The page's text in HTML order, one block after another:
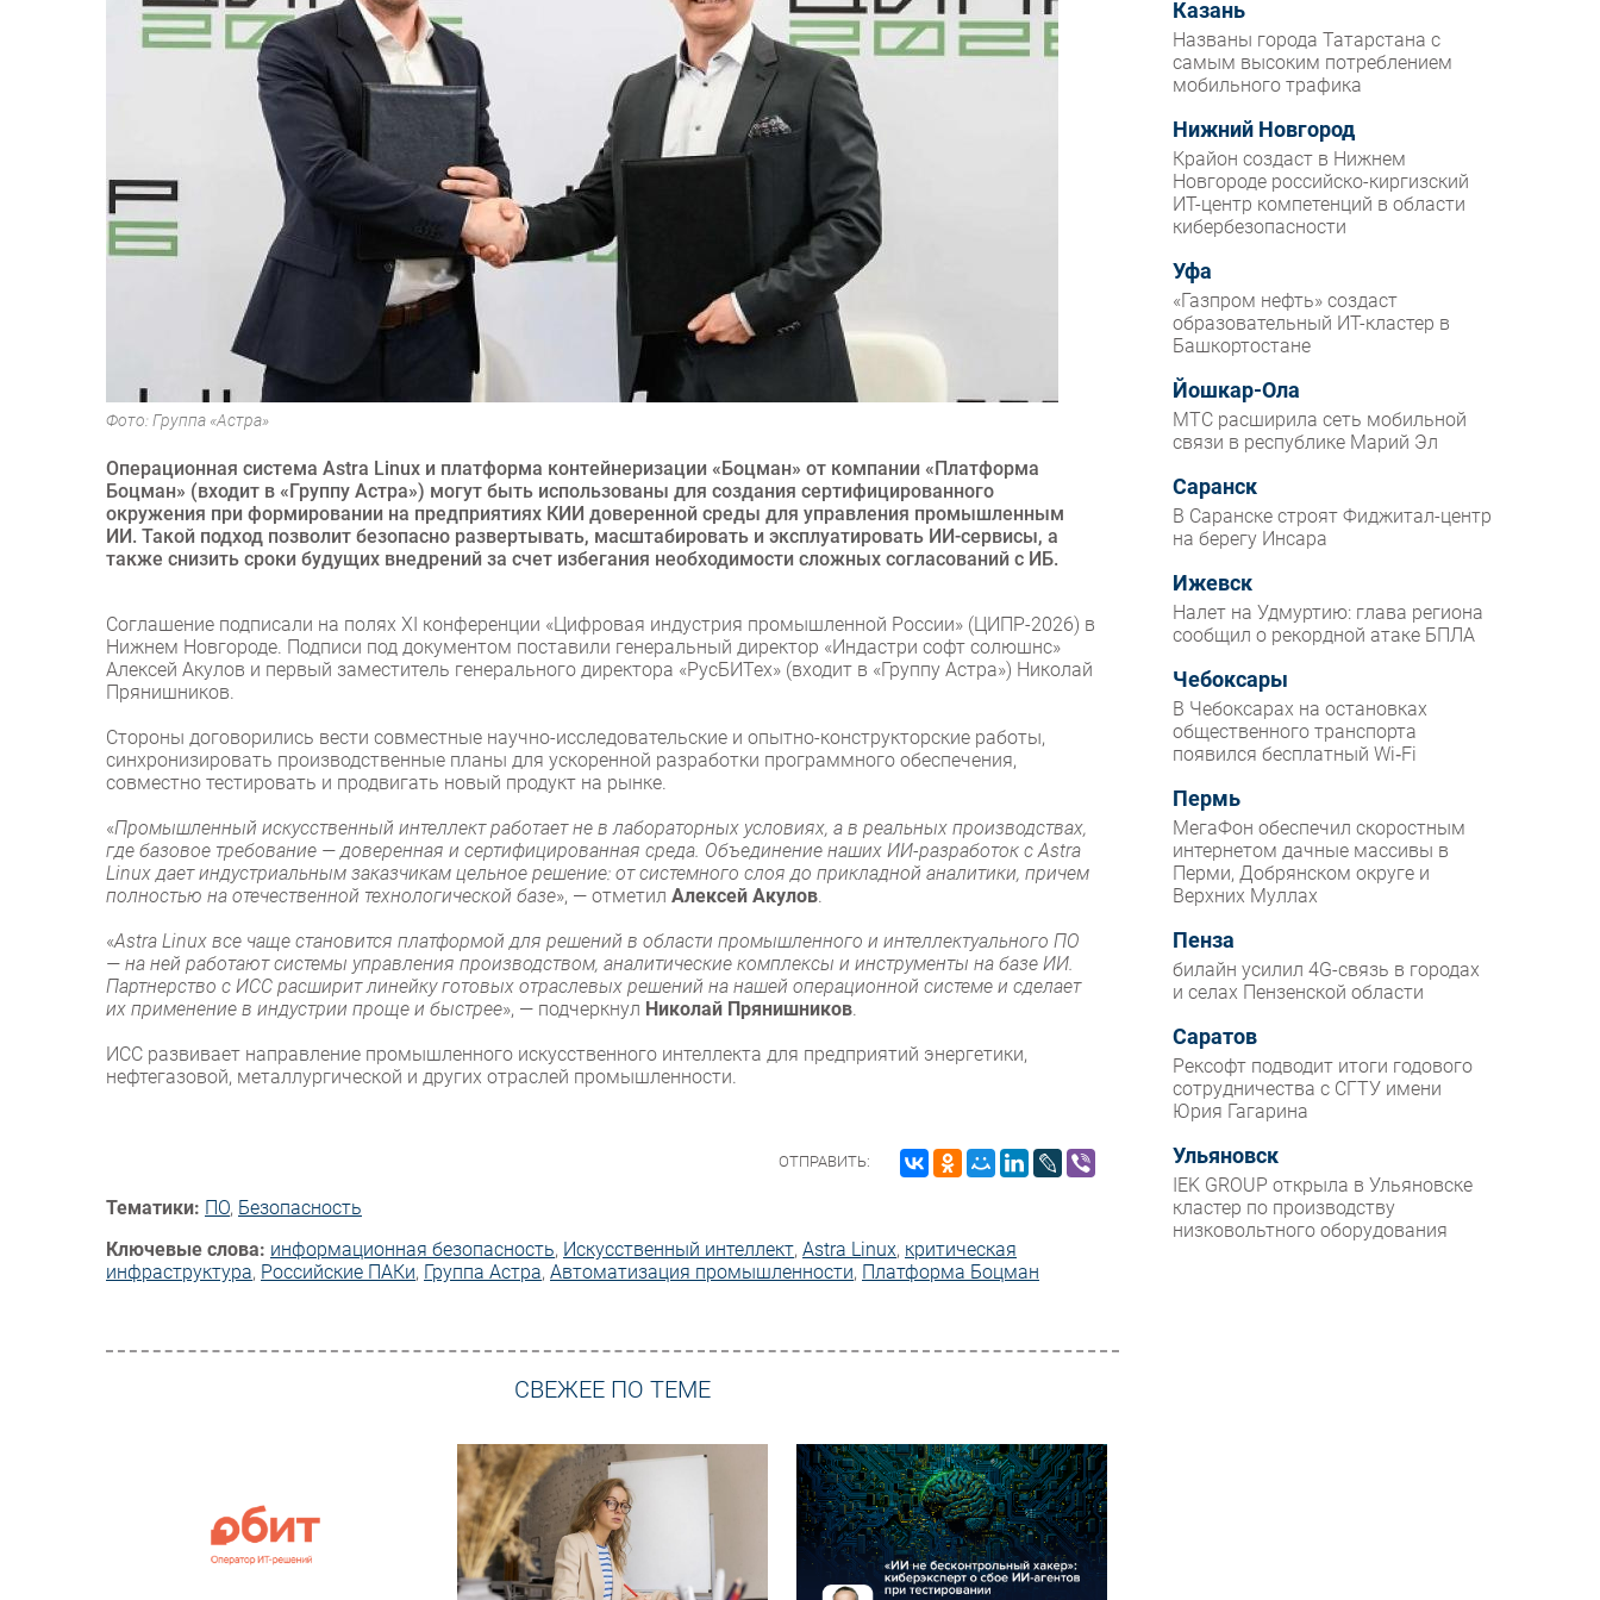
Фото: Группа «Астра»
Операционная система Astra Linux и платформа контейнеризации «Боцман» от компании «Платформа
Боцман» (входит в «Группу Астра») могут быть использованы для создания сертифицированного
окружения при формировании на предприятиях КИИ доверенной среды для управления промышленным
ИИ. Такой подход позволит безопасно развертывать, масштабировать и эксплуатировать ИИ-сервисы, а
также снизить сроки будущих внедрений за счет избегания необходимости сложных согласований с ИБ.
Соглашение подписали на полях XI конференции «Цифровая индустрия промышленной России» (ЦИПР-2026) в
Нижнем Новгороде. Подписи под документом поставили генеральный директор «Индастри софт солюшнс»
Алексей Акулов и первый заместитель генерального директора «РусБИТех» (входит в «Группу Астра») Николай
Прянишников.
Стороны договорились вести совместные научно-исследовательские и опытно-конструкторские работы,
синхронизировать производственные планы для ускоренной разработки программного обеспечения,
совместно тестировать и продвигать новый продукт на рынке.
«Промышленный искусственный интеллект работает не в лабораторных условиях, а в реальных производствах,
где базовое требование — доверенная и сертифицированная среда. Объединение наших ИИ-разработок с Astra
Linux дает индустриальным заказчикам цельное решение: от системного слоя до прикладной аналитики, причем
полностью на отечественной технологической базе», — отметил Алексей Акулов.
«Astra Linux все чаще становится платформой для решений в области промышленного и интеллектуального ПО
— на ней работают системы управления производством, аналитические комплексы и инструменты на базе ИИ.
Партнерство с ИСС расширит линейку готовых отраслевых решений на нашей операционной системе и сделает
их применение в индустрии проще и быстрее», — подчеркнул Николай Прянишников.
ИСС развивает направление промышленного искусственного интеллекта для предприятий энергетики,
нефтегазовой, металлургической и других отраслей промышленности.
ОТПРАВИТЬ:
Тематики: ПО, Безопасность
Ключевые слова: информационная безопасность, Искусственный интеллект, Astra Linux, критическая
инфраструктура, Российские ПАКи, Группа Астра, Автоматизация промышленности, Платформа Боцман
СВЕЖЕЕ ПО ТЕМЕ
Казань
Названы города Татарстана с
самым высоким потреблением
мобильного трафика
Нижний Новгород
Крайон создаст в Нижнем
Новгороде российско-киргизский
ИТ-центр компетенций в области
кибербезопасности
Уфа
«Газпром нефть» создаст
образовательный ИТ-кластер в
Башкортостане
Йошкар-Ола
МТС расширила сеть мобильной
связи в республике Марий Эл
Саранск
В Саранске строят Фиджитал-центр
на берегу Инсара
Ижевск
Налет на Удмуртию: глава региона
сообщил о рекордной атаке БПЛА
Чебоксары
В Чебоксарах на остановках
общественного транспорта
появился бесплатный Wi‑Fi
Пермь
МегаФон обеспечил скоростным
интернетом дачные массивы в
Перми, Добрянском округе и
Верхних Муллах
Пенза
билайн усилил 4G-связь в городах
и селах Пензенской области
Саратов
Рексофт подводит итоги годового
сотрудничества с СГТУ имени
Юрия Гагарина
Ульяновск
IEK GROUP открыла в Ульяновске
кластер по производству
низковольтного оборудования